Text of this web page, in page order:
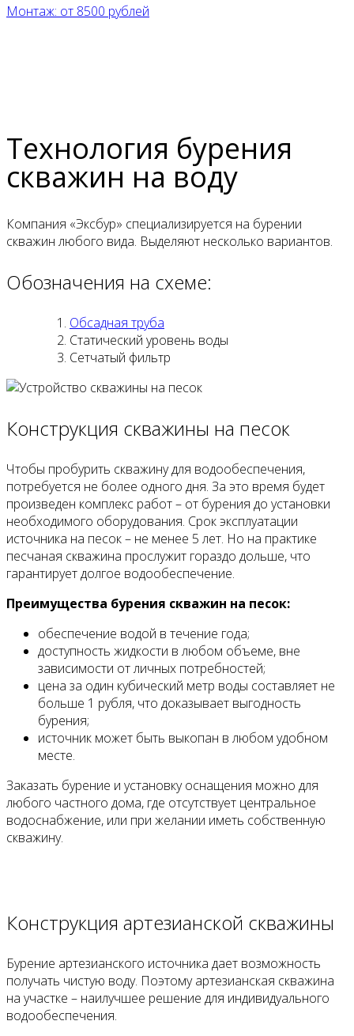
Монтаж: от 8500 рублей
Технология бурения
скважин на воду
Компания «Эксбур» специализируется на бурении
скважин любого вида. Выделяют несколько вариантов.
Обозначения на схеме:
Обсадная труба
Статический уровень воды
Сетчатый фильтр
Конструкция скважины на песок
Чтобы пробурить скважину для водообеспечения,
потребуется не более одного дня. За это время будет
произведен комплекс работ – от бурения до установки
необходимого оборудования. Срок эксплуатации
источника на песок – не менее 5 лет. Но на практике
песчаная скважина прослужит гораздо дольше, что
гарантирует долгое водообеспечение.
Преимущества бурения скважин на песок:
обеспечение водой в течение года;
доступность жидкости в любом объеме, вне
зависимости от личных потребностей;
цена за один кубический метр воды составляет не
больше 1 рубля, что доказывает выгодность
бурения;
источник может быть выкопан в любом удобном
месте.
Заказать бурение и установку оснащения можно для
любого частного дома, где отсутствует центральное
водоснабжение, или при желании иметь собственную
скважину.
Конструкция артезианской скважины
Бурение артезианского источника дает возможность
получать чистую воду. Поэтому артезианская скважина
на участке – наилучшее решение для индивидуального
водообеспечения.